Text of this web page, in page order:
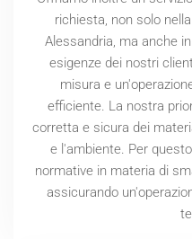
richiesta, non solo
Alessandria, ma anche
esigenze dei nostri
misura e
efficiente. La nostra
corretta e sicura dei
e l'ambiente. Per
normative in materia di
assicurando